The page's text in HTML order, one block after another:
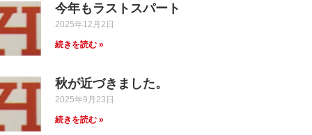
今年もラストスパート
2025年12月2日
続きを読む »
秋が近づきました。
2025年9月23日
続きを読む »